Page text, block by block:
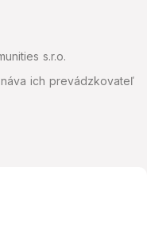
s.r.o.
ich prevádzkovateľ